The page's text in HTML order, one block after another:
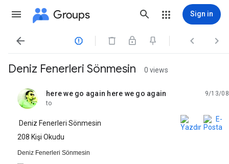
Groups Sign in
   
Deniz Fenerleri Sönmesin 0 views
here we go again here we go again
unread,
9/13/08
to
Deniz Fenerleri Sönmesin
208 Kişi Okudu
Deniz Fenerleri Sönmesin